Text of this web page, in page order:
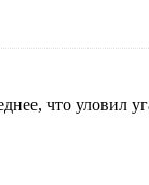
что уловил